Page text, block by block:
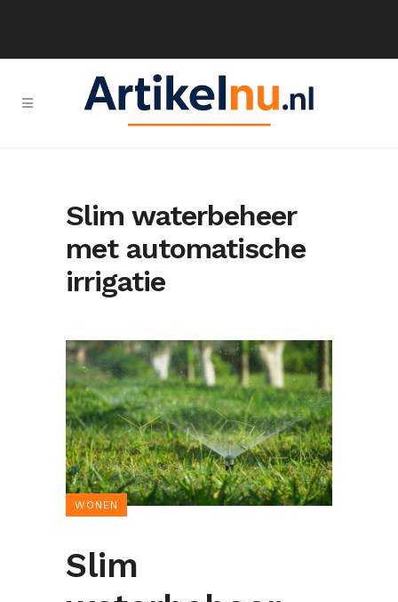
Slim waterbeheer
met automatische
irrigatie
WONEN
Slim